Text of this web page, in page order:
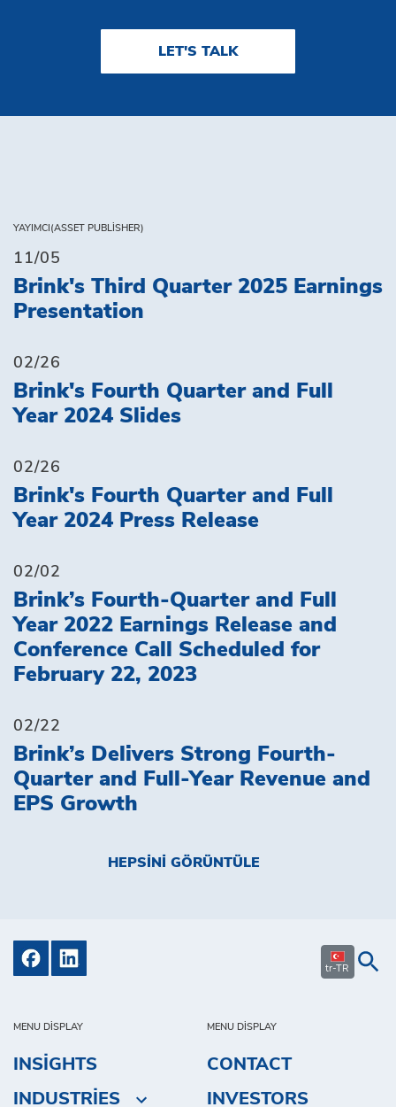
LET'S TALK
tr-TR
MENU DISPLAY
INSIGHTS
INDUSTRIES
MENU DISPLAY
CONTACT
INVESTORS
YAYIMCI(ASSET PUBLISHER)
11/05
Brink's Third Quarter 2025 Earnings
Presentation
02/26
Brink's Fourth Quarter and Full
Year 2024 Slides
02/26
Brink's Fourth Quarter and Full
Year 2024 Press Release
02/02
Brink’s Fourth-Quarter and Full
Year 2022 Earnings Release and
Conference Call Scheduled for
February 22, 2023
02/22
Brink’s Delivers Strong Fourth-
Quarter and Full-Year Revenue and
EPS Growth
HEPSINI GÖRÜNTÜLE